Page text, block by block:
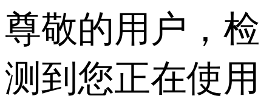
尊敬的用户，检
测到您正在使用